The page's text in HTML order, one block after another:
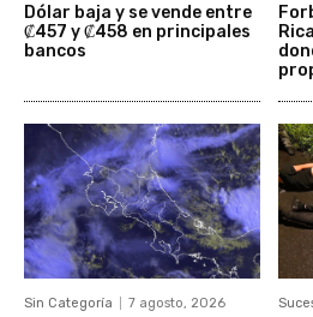
Dólar baja y se vende entre
₡457 y ₡458 en principales
bancos
Sin Categoría 7 agosto, 2026